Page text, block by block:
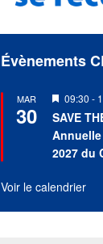
Évènements
MAR
30
Mis
en
avant
09:30 -
SAVE
2027 du
Voir le calendrier